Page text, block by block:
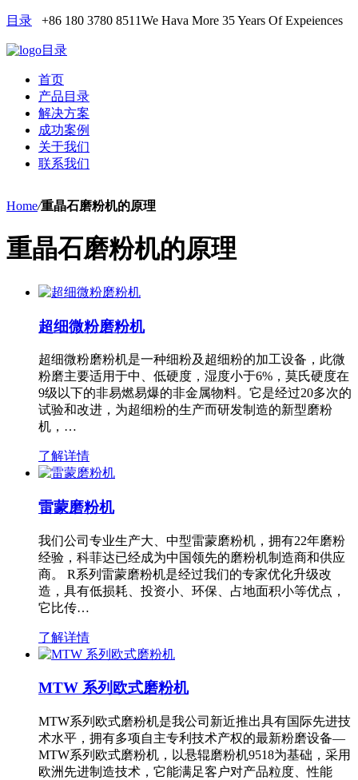
目录 +86 180 3780 8511We Hava More 35 Years Of Expeiences
目录
首页
产品目录
解决方案
成功案例
关于我们
联系我们
Home/重晶石磨粉机的原理
重晶石磨粉机的原理
超细微粉磨粉机
超细微粉磨粉机是一种细粉及超细粉的加工设备，此微
粉磨主要适用于中、低硬度，湿度小于6%，莫氏硬度在
9级以下的非易燃易爆的非金属物料。它是经过20多次的
试验和改进，为超细粉的生产而研发制造的新型磨粉
机，…
了解详情
雷蒙磨粉机
我们公司专业生产大、中型雷蒙磨粉机，拥有22年磨粉
经验，科菲达已经成为中国领先的磨粉机制造商和供应
商。 R系列雷蒙磨粉机是经过我们的专家优化升级改
造，具有低损耗、投资小、环保、占地面积小等优点，
它比传…
了解详情
MTW 系列欧式磨粉机
MTW系列欧式磨粉机是我公司新近推出具有国际先进技
术水平，拥有多项自主专利技术产权的最新粉磨设备—
MTW系列欧式磨粉机，以悬辊磨粉机9518为基础，采用
欧洲先进制造技术，它能满足客户对产品粒度、性能